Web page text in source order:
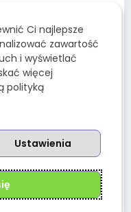
i używać
Ci najlepsze
zawartość
i wyświetlać
więcej
polityką
Ustawienia